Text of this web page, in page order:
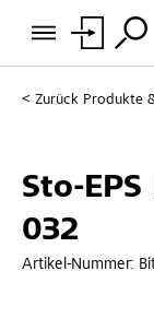
Zurück Produkte
Sto-
032
Artikel-Nummer: